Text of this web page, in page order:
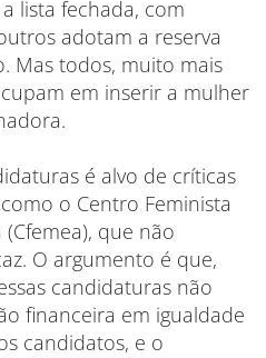
lista fechada, com
adotam a reserva
Mas todos, muito mais
em inserir a mulher
é alvo de críticas
o Centro Feminista
(Cfemea), que não
O argumento é que,
candidaturas não
financeira em igualdade
candidatos, e o